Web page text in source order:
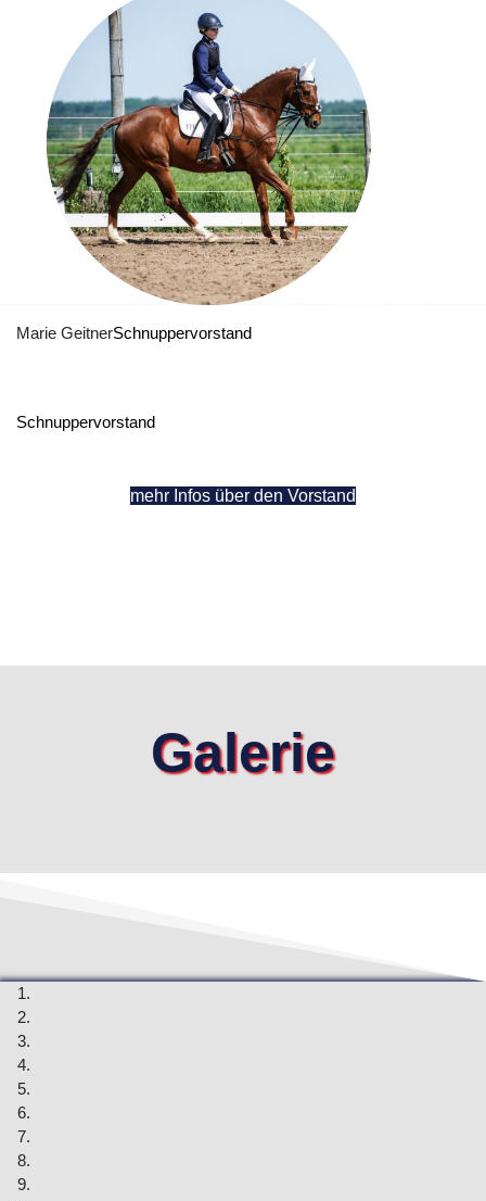
Marie GeitnerSchnuppervorstand
Schnuppervorstand
mehr Infos über den Vorstand
Galerie